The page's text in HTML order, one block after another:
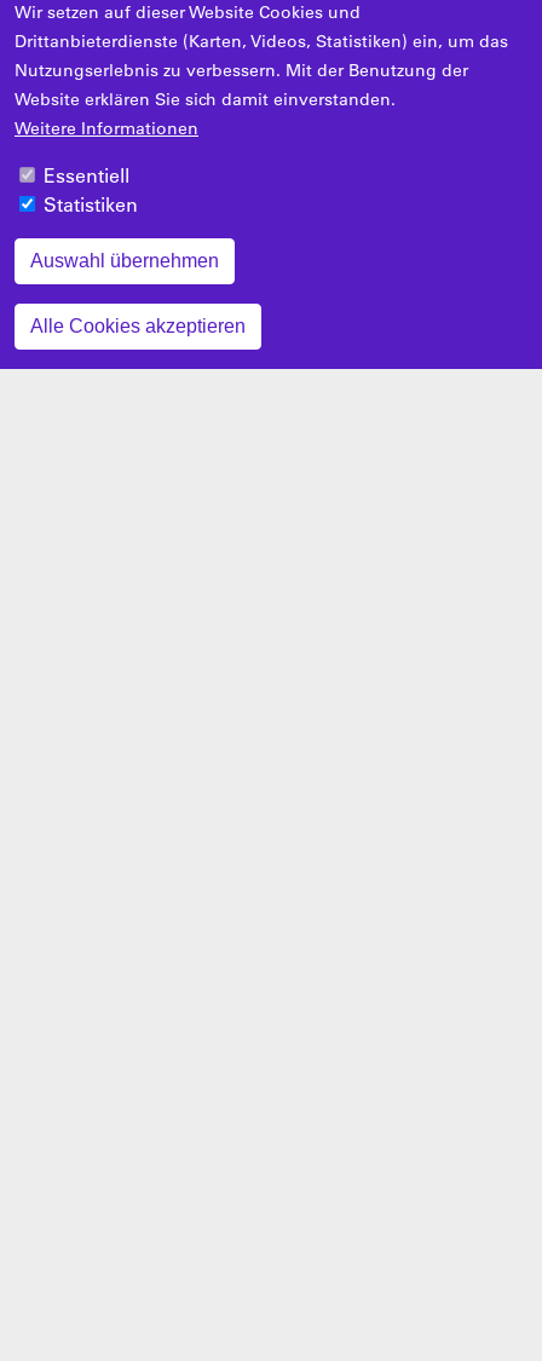
Wir setzen auf dieser Website Cookies und
Drittanbieterdienste (Karten, Videos, Statistiken) ein, um das
Nutzungserlebnis zu verbessern. Mit der Benutzung der
Website erklären Sie sich damit einverstanden.
Weitere Informationen
Essentiell
Statistiken
Auswahl übernehmen
Alle Cookies akzeptieren